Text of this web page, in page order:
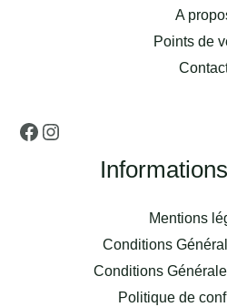
A
Points de
Mentions
Conditions
Conditions
Politique de